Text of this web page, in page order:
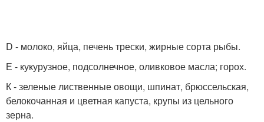
D - молоко, яйца, печень трески, жирные сорта рыбы.
Е - кукурузное, подсолнечное, оливковое масла; горох.
К - зеленые лиственные овощи, шпинат, брюссельская,
белокочанная и цветная капуста, крупы из цельного
зерна.